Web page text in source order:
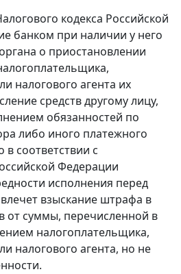
кодекса Российской
банком при наличии у него
о приостановлении
налогового агента их
средств другому лицу,
обязанностей по
либо иного платежного
соответствии с
Федерации
исполнения перед
взыскание штрафа в
от суммы, перечисленной в
налогоплательщика,
налогового агента, но не